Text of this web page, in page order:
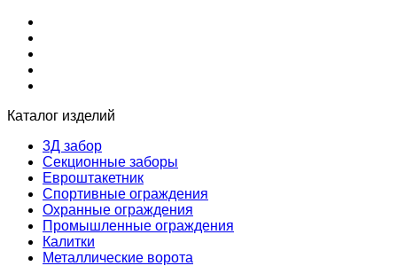
Каталог изделий
3Д забор
Секционные заборы
Евроштакетник
Спортивные ограждения
Охранные ограждения
Промышленные ограждения
Калитки
Металлические ворота